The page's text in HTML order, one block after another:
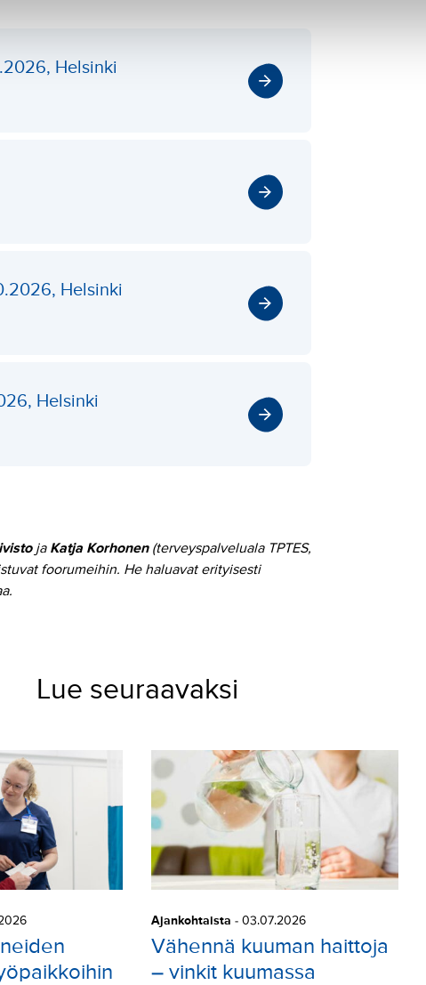
Helsinki
Helsinki
Helsinki
ja Katja Korhonen(terveyspalveluala TPTES,
foorumeihin. He haluavat erityisesti
Lue seuraavaksi
Ajankohtaista - 03.07.2026
Vähennä kuuman haittoja
– vinkit kuumassa